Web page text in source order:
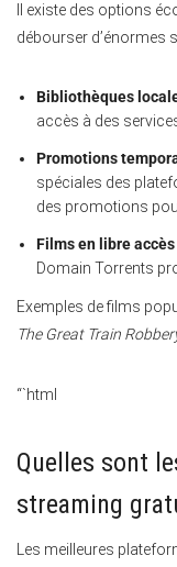
Il existe des options
débourser d’énormes
Bibliothèques
accès à des
Promotions
spéciales des
des promotions
Films en libre accès
Domain Torrents
Exemples de films
The Great Train
“`html
Quelles sont
streaming
Les meilleures